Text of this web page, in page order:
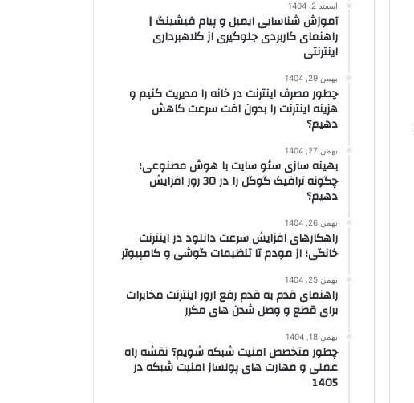
اسفند 2, 1404
آموزش شناسایی ایمیل و پیام فیشینگ |
راهنمای کاربردی جلوگیری از کلاهبرداری
اینترنتی
بهمن 29, 1404
چطور مصرف اینترنت در خانه را مدیریت کنیم و
هزینه اینترنت را بدون افت سرعت کاهش
دهیم؟
بهمن 27, 1404
بهینه سازی سئو سایت با هوش مصنوعی؛
چگونه ترافیک گوگل را در 30 روز افزایش
دهیم؟
بهمن 26, 1404
راهکارهای افزایش سرعت دانلود در اینترنت
خانگی؛ از مودم تا تنظیمات گوشی و کامپیوتر
بهمن 25, 1404
راهنمای قدم به قدم رفع ارور اینترنت مخابرات
برای قطع و وصل شدن های مکرر
بهمن 18, 1404
چطور متخصص امنیت شبکه شویم؟ نقشه راه
عملی و مهارت های پولساز امنیت شبکه در
1405